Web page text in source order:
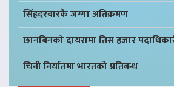
सिंहदरबारकै जग्गा अतिक्रमण
छानबिनको दायरामा तिस हजार
चिनी निर्यातमा भारतको प्रतिबन्ध